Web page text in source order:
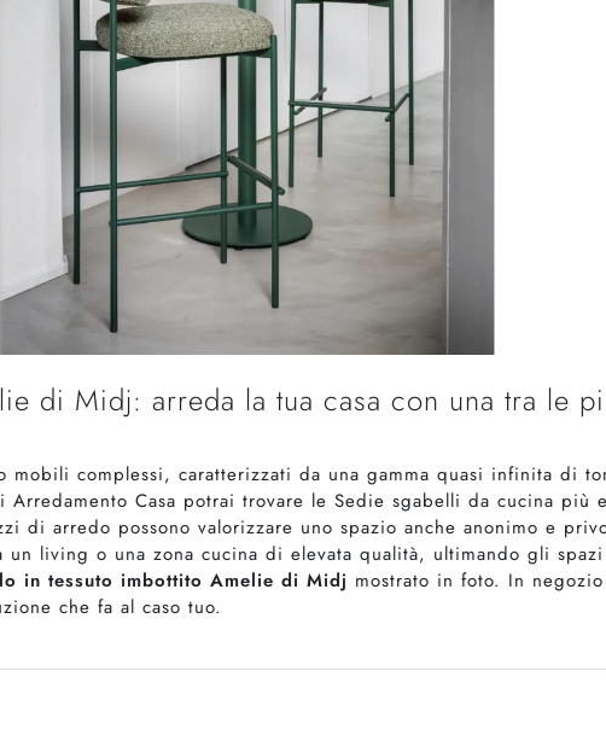
di Midj: arreda la tua casa con una tra le
complessi, caratterizzati da una gamma quasi infinita di
Casa potrai trovare le Sedie sgabelli da cucina più
di arredo possono valorizzare uno spazio anche anonimo e
living o una zona cucina di elevata qualità, ultimando gli
in tessuto imbottito Amelie di Midj mostrato in foto. In
che fa al caso tuo.